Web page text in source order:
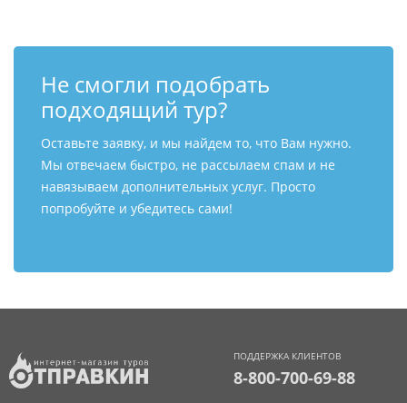
Не смогли подобрать
подходящий тур?
Оставьте заявку, и мы найдем то, что Вам нужно.
Мы отвечаем быстро, не рассылаем спам и не
навязываем дополнительных услуг. Просто
попробуйте и убедитесь сами!
ПОДДЕРЖКА КЛИЕНТОВ
8-800-700-69-88